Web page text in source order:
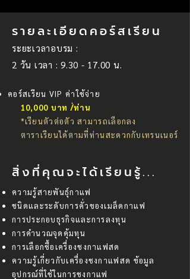
รายละเอียดคอร์สเรียน
ระยะเวลาอบรม :
2 วัน เวลา : 9.30 - 17.00 น.
คอร์สเรียน VIP ค่าใช้จ่าย
10,000 บาท /่ท่าน
*เรียนตัวต่อตัว สามารถเลือกลง
ตาราเรียนได้ตามที่ท่านสะดวกกับเทรนเนอร์
สิ่งที่คุณจะได้เรียนรู้...
ความรู้สายพันธุ์กาแฟ
ชนิดและระดับการคั่วของเมล็ดกาแฟ
การประกอบธุรกิจและการลงทุน
การคำนวณจุดคุ้มทุน
การเลือกซื้อเครื่องชงกาแฟสด
ความรู้เกี่ยวกับเครื่องชงกาแฟสด ข้อมูล
อุปกรณ์ที่ใช้ในการชงกาแฟ